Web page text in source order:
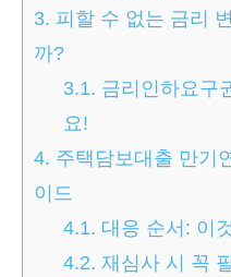
3. 피할 수 없는 금리
까?
3.1. 금리인하요구
요!
4. 주택담보대출 만기
이드
4.1. 대응 순서: 이
4.2. 재심사 시 꼭